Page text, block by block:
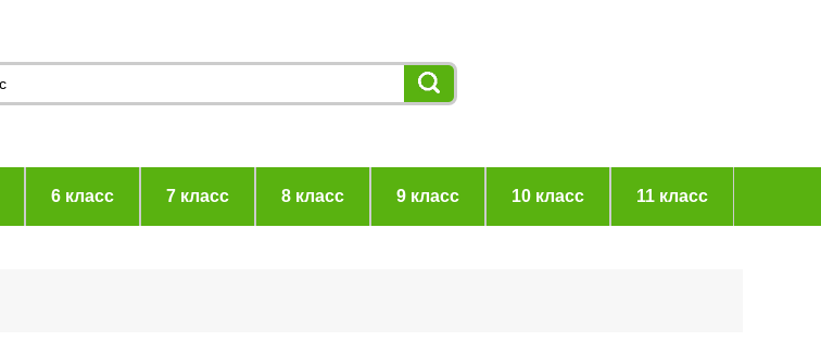
6 класс 7 класс 8 класс 9 класс 10 класс 11 класс